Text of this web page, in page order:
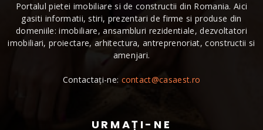
Portalul pietei imobiliare si de constructii din Romania. Aici
gasiti informatii, stiri, prezentari de firme si produse din
domeniile: imobiliare, ansambluri rezidentiale, dezvoltatori
imobiliari, proiectare, arhitectura, antreprenoriat, constructii si
amenjari.
Contactați-ne: contact@casaest.ro
URMAȚI-NE